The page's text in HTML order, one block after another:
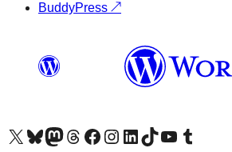
BuddyPress ↗
आमच्या X (एक्स) (पूर्वीचे ट्विटर) खात्याला भेट द्या आमच्या ब्लूस्की खात्याला भेट द्या.आमच्या Mastodon खात्याला भेट द्या.आमच्या थ्रेड्स खात्याला भेट द्या. आमच्या फेसबुक पेजला भेट द्या आमच्या इंस्टाग्राम खात्याला भेट द्या आमच्या लिंक्डइन खात्याला भेट द्या आमच्या टिकटॉक अकाउंटला भेट द्या.आमच्या यूट्यूब चॅनेलला भेट द्या आमच्या टंबलर खात्याला भेट द्या.